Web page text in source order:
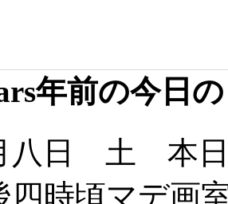
年前の今日
日 土 本日
四時頃マデ